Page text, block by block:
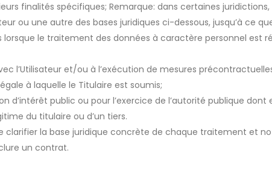
finalités spécifiques; Remarque: dans certaines
ou une autre des bases juridiques ci-dessous, jusqu’à ce
le traitement des données à caractère personnel est
l’Utilisateur et/ou à l’exécution de mesures
à laquelle le Titulaire est soumis;
d’intérêt public ou pour l’exercice de l’autorité publique dont
du titulaire ou d’un tiers.
clarifier la base juridique concrète de chaque traitement et
un contrat.